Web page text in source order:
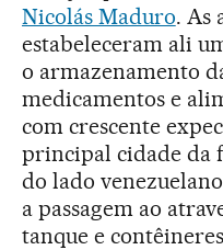
Nicolás Maduro. As
estabeleceram ali
o armazenamento
medicamentos e
com crescente
principal cidade da
do lado
a passagem ao
tanque e